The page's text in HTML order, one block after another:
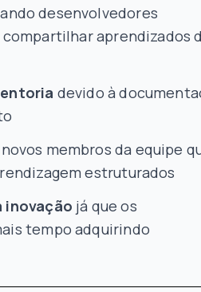
desenvolvedores
aprendizados
devido à
membros da equipe
estruturados
inovação já que os
tempo adquirindo